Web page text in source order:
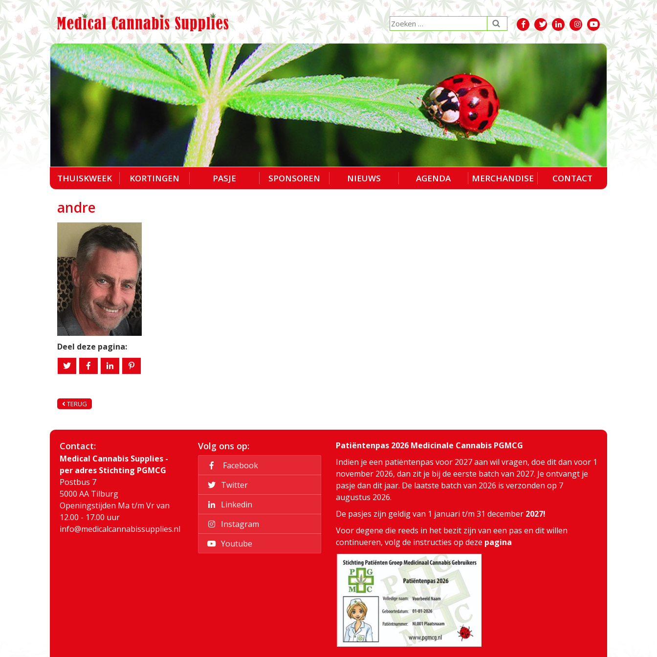
THUISKWEEK KORTINGEN PASJE SPONSOREN NIEUWS AGENDA MERCHANDISE CONTACT
andre
Deel deze pagina:
TERUG
Contact:
Medical Cannabis Supplies -
per adres Stichting PGMCG
Postbus 7
5000 AA Tilburg
Openingstijden Ma t/m Vr van
12.00 - 17.00 uur
info@medicalcannabissupplies.nl
Volg ons op:
Facebook
Twitter
Linkedin
Instagram
Youtube
Patiëntenpas 2026 Medicinale Cannabis PGMCG
Indien je een patiëntenpas voor 2027 aan wil vragen, doe dit dan voor 1
november 2026, dan zit je bij de eerste batch van 2027. Je ontvangt je
pasje dan dit jaar. De laatste batch van 2026 is verzonden op 7
augustus 2026.
De pasjes zijn geldig van 1 januari t/m 31 december 2027!
Voor degene die reeds in het bezit zijn van een pas en dit willen
continueren, volg de instructies op deze pagina